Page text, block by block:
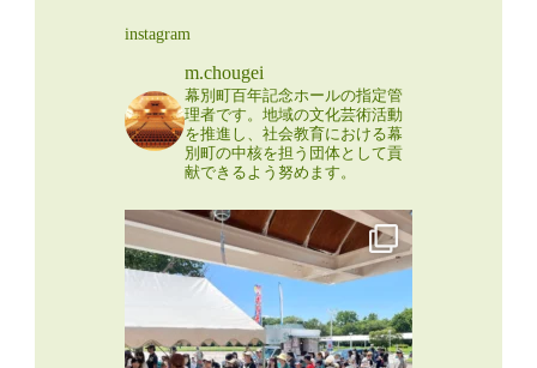
instagram
m.chougei
幕別町百年記念ホールの指定管
理者です。地域の文化芸術活動
を推進し、社会教育における幕
別町の中核を担う団体として貢
献できるよう努めます。